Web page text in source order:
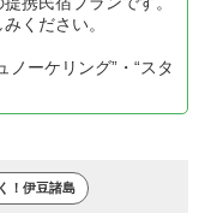
ください。
ーケリング”・“スタ
！伊豆諸島